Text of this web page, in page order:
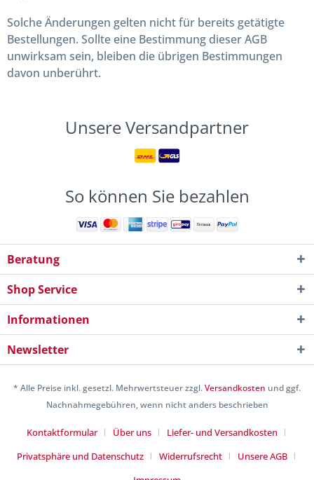
Solche Änderungen gelten nicht für bereits getätigte
Bestellungen. Sollte eine Bestimmung dieser AGB
unwirksam sein, bleiben die übrigen Bestimmungen
davon unberührt.
Unsere Versandpartner
So können Sie bezahlen
Beratung
Shop Service
Informationen
Newsletter
* Alle Preise inkl. gesetzl. Mehrwertsteuer zzgl.Versandkosten und ggf.
Nachnahmegebühren, wenn nicht anders beschrieben
Kontaktformular Über uns
Liefer- und Versandkosten
Privatsphäre und Datenschutz
Widerrufsrecht
Unsere AGB